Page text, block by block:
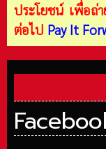
ประโยชน์ เพื่อถ่
ต่อไป Pay It